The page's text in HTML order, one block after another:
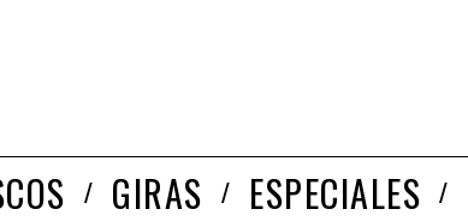
GIRAS ESPECIALES